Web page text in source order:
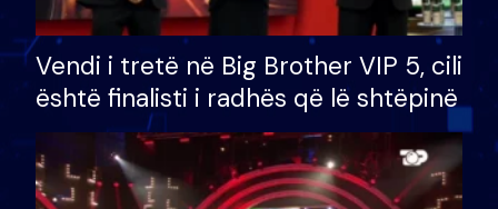
Vendi i tretë në Big Brother VIP 5, cili
është finalisti i radhës që lë shtëpinë